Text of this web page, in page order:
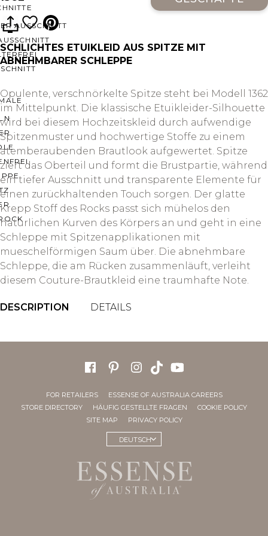
AUSSCHNITT
SCHLICHTES ETUIKLEID AUS SPITZE MIT
ABNEHMBARER SCHLEPPE
Opulente, verschnörkelte Spitze steht bei Modell 1362
im Mittelpunkt. Die klassische Etuikleider-Silhouette
wird bei diesem Hochzeitskleid durch aufwendige
Spitzenmuster und hochwertige Stoffe zu einem
atemberaubenden Brautlook aufgewertet. Spitze
ziert das Oberteil und formt die Brustpartie, während
ein tiefer Ausschnitt und transparente Elemente für
einen zurückhaltenden Touch sorgen. Der glatte
Krepp Stoff des Rocks passt sich mühelos den
natürlichen Kurven des Körpers an und geht in eine
Schleppe mit Spitzenapplikationen mit
mueschelförmigen Saum über. Die abnehmbare
Schleppe, die am Rücken zusammenläuft, verleiht
diesem Couture-Brautkleid eine traumhafte Note.
DESCRIPTION DETAILS
FOR RETAILERS
ESSENSE OF AUSTRALIA CAREERS
STORE DIRECTORY
HÄUFIG GESTELLTE FRAGEN
COOKIE POLICY
SITE MAP
PRIVACY POLICY
DEUTSCH